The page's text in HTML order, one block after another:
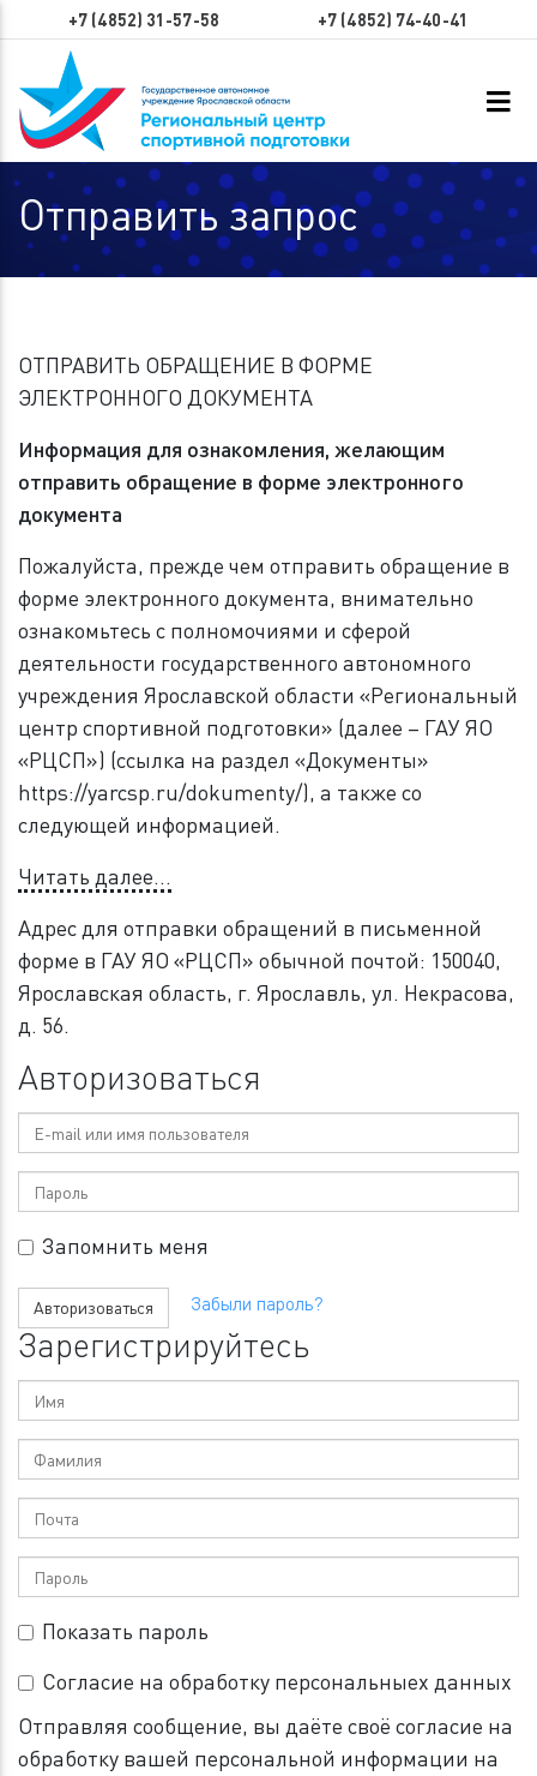
+7 (4852) 31-57-58 +7 (4852) 74-40-41
Отправить запрос
ОТПРАВИТЬ ОБРАЩЕНИЕ В ФОРМЕ
ЭЛЕКТРОННОГО ДОКУМЕНТА
Информация для ознакомления, желающим
отправить обращение в форме электронного
документа
Пожалуйста, прежде чем отправить обращение в
форме электронного документа, внимательно
ознакомьтесь с полномочиями и сферой
деятельности государственного автономного
учреждения Ярославской области «Региональный
центр спортивной подготовки» (далее – ГАУ ЯО
«РЦСП») (ссылка на раздел «Документы»
https://yarcsp.ru/dokumenty/), а также со
следующей информацией.
Читать далее…
Адрес для отправки обращений в письменной
форме в ГАУ ЯО «РЦСП» обычной почтой: 150040,
Ярославская область, г. Ярославль, ул. Некрасова,
д. 56.
Авторизоваться
E-
mail
или
пользователя
Пароль
Запомнить меня
Авторизоваться Забыли пароль?
Зарегистрируйтесь
Имя
Фамилия
Почта
Введите
пароль
Показать пароль
Согласие на обработку персональныех данных
Отправляя сообщение, вы даёте своё согласие на
обработку вашей персональной информации на